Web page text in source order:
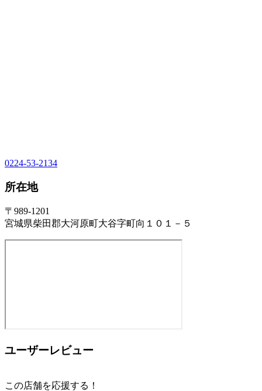
0224-53-2134
所在地
〒989-1201
宮城県柴田郡大河原町大谷字町向１０１－５
ユーザーレビュー
この店舗を応援する！